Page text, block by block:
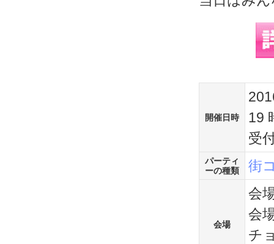
開催日時
19
受
パーティ
ーの種類
街
会場
会
会
チ